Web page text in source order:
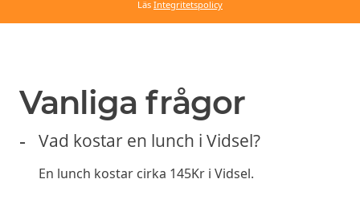
Läs Integritetspolicy
Vanliga frågor
Vad kostar en lunch i Vidsel?
En lunch kostar cirka 145Kr i Vidsel.